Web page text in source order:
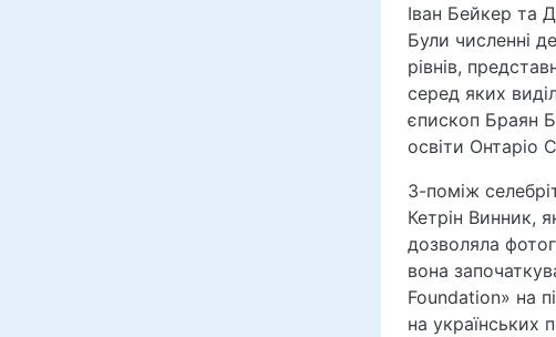
Іван Бейкер та
Були численні
рівнів,
серед яких
єпископ Браян
освіти Онтаріо
З-поміж
Кетрін Винник,
дозволяла
вона
Foundation» на
на українських